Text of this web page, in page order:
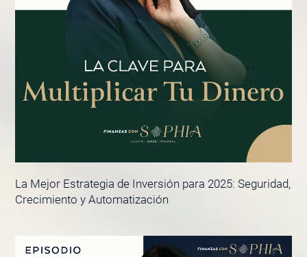
La Mejor Estrategia de Inversión para 2025: Seguridad,
Crecimiento y Automatización